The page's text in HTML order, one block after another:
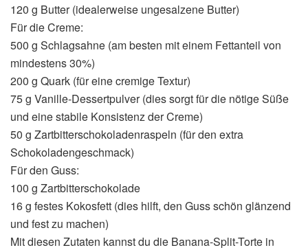
120 g Butter (idealerweise ungesalzene Butter)
Für die Creme:
500 g Schlagsahne (am besten mit einem Fettanteil von
mindestens 30%)
200 g Quark (für eine cremige Textur)
75 g Vanille-Dessertpulver (dies sorgt für die nötige Süße
und eine stabile Konsistenz der Creme)
50 g Zartbitterschokoladenraspeln (für den extra
Schokoladengeschmack)
Für den Guss:
100 g Zartbitterschokolade
16 g festes Kokosfett (dies hilft, den Guss schön glänzend
und fest zu machen)
Mit diesen Zutaten kannst du die Banana-Split-Torte in